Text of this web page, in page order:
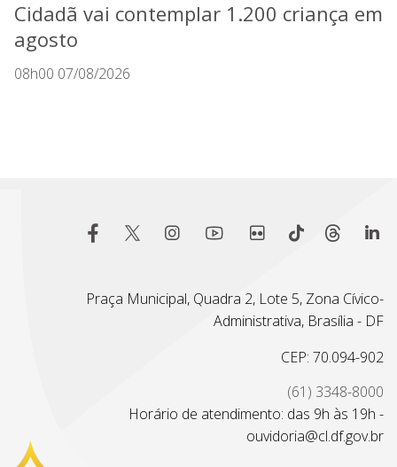
Cidadã vai contemplar 1.200 criança em
agosto
08h00 07/08/2026
Praça Municipal, Quadra 2, Lote 5, Zona Cívico-
Administrativa, Brasília - DF
CEP: 70.094-902
(61) 3348-8000
Horário de atendimento: das 9h às 19h -
ouvidoria@cl.df.gov.br